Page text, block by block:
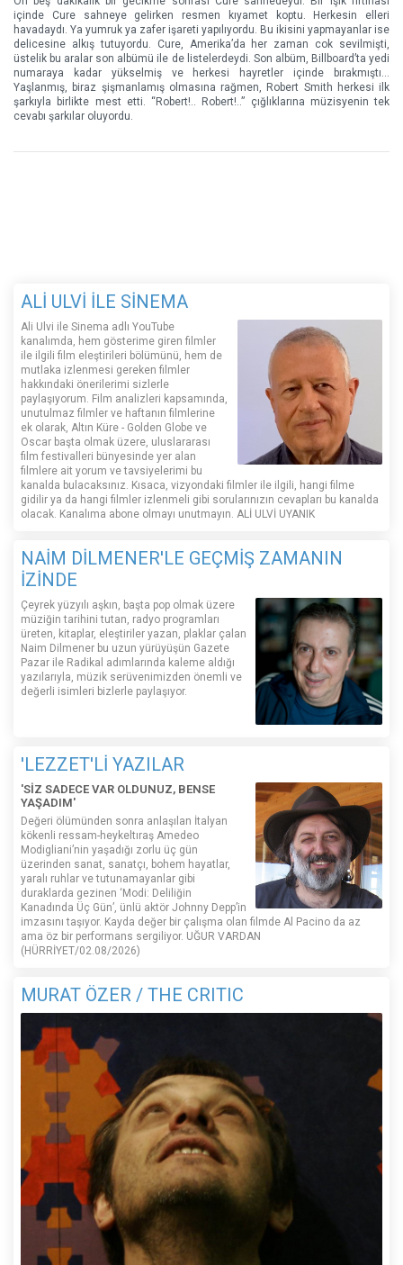
içinde Cure sahneye gelirken resmen kıyamet koptu. Herkesin elleri
havadaydı. Ya yumruk ya zafer işareti yapılıyordu. Bu ikisini yapmayanlar ise
delicesine alkış tutuyordu. Cure, Amerika’da her zaman cok sevilmişti,
üstelik bu aralar son albümü ile de listelerdeydi. Son albüm, Billboard’ta yedi
numaraya kadar yükselmiş ve herkesi hayretler içinde bırakmıştı…
Yaşlanmış, biraz şişmanlamış olmasına rağmen, Robert Smith herkesi ilk
şarkıyla birlikte mest etti. “Robert!.. Robert!..” çığlıklarına müzisyenin tek
cevabı şarkılar oluyordu.
ALİ ULVİ İLE SİNEMA
Ali Ulvi ile Sinema adlı YouTube
kanalımda, hem gösterime giren filmler
ile ilgili film eleştirileri bölümünü, hem de
mutlaka izlenmesi gereken filmler
hakkındaki önerilerimi sizlerle
paylaşıyorum. Film analizleri kapsamında,
unutulmaz filmler ve haftanın filmlerine
ek olarak, Altın Küre - Golden Globe ve
Oscar başta olmak üzere, uluslararası
film festivalleri bünyesinde yer alan
filmlere ait yorum ve tavsiyelerimi bu
kanalda bulacaksınız. Kısaca, vizyondaki filmler ile ilgili, hangi filme
gidilir ya da hangi filmler izlenmeli gibi sorularınızın cevapları bu kanalda
olacak. Kanalıma abone olmayı unutmayın. ALİ ULVİ UYANIK
NAİM DİLMENER'LE GEÇMİŞ ZAMANIN
İZİNDE
Çeyrek yüzyılı aşkın, başta pop olmak üzere
müziğin tarihini tutan, radyo programları
üreten, kitaplar, eleştiriler yazan, plaklar çalan
Naim Dilmener bu uzun yürüyüşün Gazete
Pazar ile Radikal adımlarında kaleme aldığı
yazılarıyla, müzik serüvenimizden önemli ve
değerli isimleri bizlerle paylaşıyor.
'LEZZET'Lİ YAZILAR
'SİZ SADECE VAR OLDUNUZ, BENSE
YAŞADIM'
Değeri ölümünden sonra anlaşılan İtalyan
kökenli ressam-heykeltıraş Amedeo
Modigliani’nin yaşadığı zorlu üç gün
üzerinden sanat, sanatçı, bohem hayatlar,
yaralı ruhlar ve tutunamayanlar gibi
duraklarda gezinen ‘Modi: Deliliğin
Kanadında Üç Gün’, ünlü aktör Johnny Depp’in
imzasını taşıyor. Kayda değer bir çalışma olan filmde Al Pacino da az
ama öz bir performans sergiliyor. UĞUR VARDAN
(HÜRRİYET/02.08/2026)
MURAT ÖZER / THE CRITIC